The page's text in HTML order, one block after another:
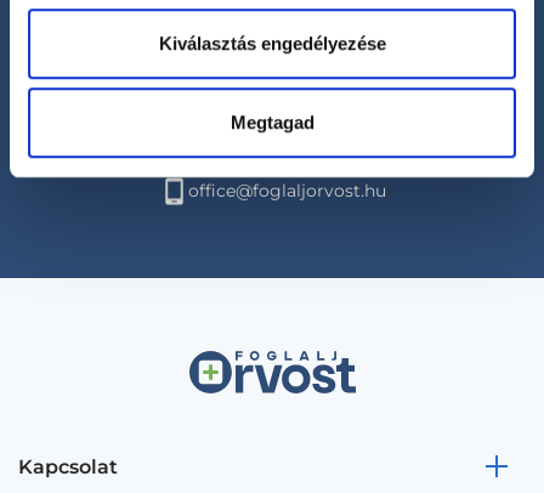
Kiválasztás engedélyezése
Megtagad
Segíthetünk?
+36 1 700-1398
(H-P: 8:00-20:00)
office@foglaljorvost.hu
Kapcsolat